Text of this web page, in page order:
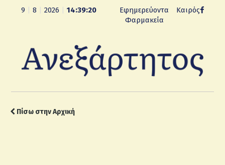
9 8 2026 14:39:22
Εφημερεύοντα
Φαρμακεία
Καιρός
Πίσω στην Αρχική